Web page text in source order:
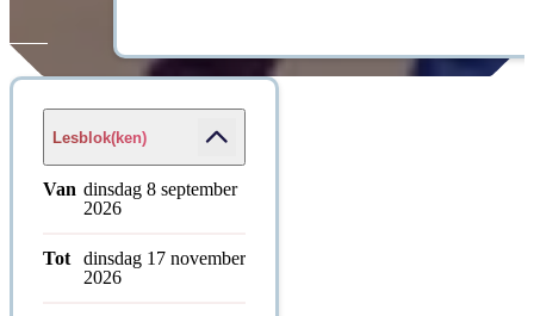
Lesblok(ken)
Van dinsdag 8 september
2026
Tot
dinsdag 17 november
2026